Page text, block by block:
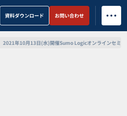
資料ダウンロード お問い合わせ
2021年10月13日(水)開催Sumo Logicオンラインセミナ